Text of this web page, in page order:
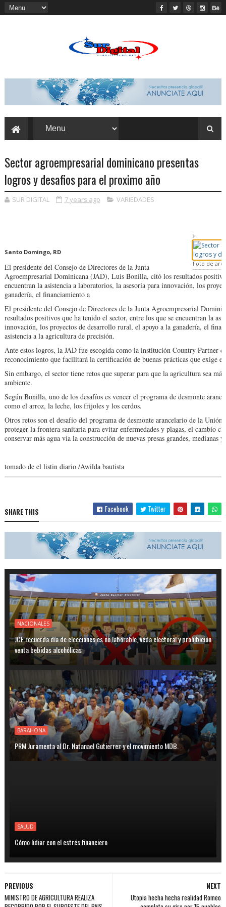
Sector agroempresarial dominicano presentas
logros y desafios para el proximo año
SUR DIGITAL 7 years ago VARIEDADES
Foto de
Santo Domingo, RD
El presidente del Consejo de Directores de la Junta
Agroempresarial Dominicana (JAD), Luis Bonilla, citó los resultados
encuentran la asistencia a laboratorios, la asesoría para innovación, los
ganadería, el financiamiento a
El presidente del Consejo de Directores de la Junta Agroempresarial
resultados positivos que ha tenido el sector, entre los que se encuentran la
innovación, los proyectos de desarrollo rural, el apoyo a la ganadería, el
asistencia a la agricultura de precisión.
Ante estos logros, la JAD fue escogida como la institución Country Partner
reconocimiento que facilitará la certificación de buenas prácticas que exige
Sin embargo, el sector tiene retos que superar para que la agricultura sea
ambiente.
Según Bonilla, uno de los desafíos es vencer el programa de desmonte
como el arroz, la leche, los frijoles y los cerdos.
Otros retos son el desafío del programa de desmonte arancelario de la
proteger la frontera sanitaria para evitar enfermedades y plagas, el cambio
conservar más agua vía la construcción de nuevas presas grandes, medianas
tomado de el listin diario /Awilda bautista
SHARE THIS Facebook Twitter
NACIONALES
JCE recuerda día de elecciones es no laborable, veda electoral y prohibición
venta bebidas alcohólicas
BARAHONA
PRM Juramenta al Dr. Natanael Gutierrez y el movimiento MDB.
SALUD
Cómo lidiar con el estrés financiero
NEXT
Utopia hecha hecha realidad Romeo
PREVIOUS
MINISTRO DE AGRICULTURA REALIZA